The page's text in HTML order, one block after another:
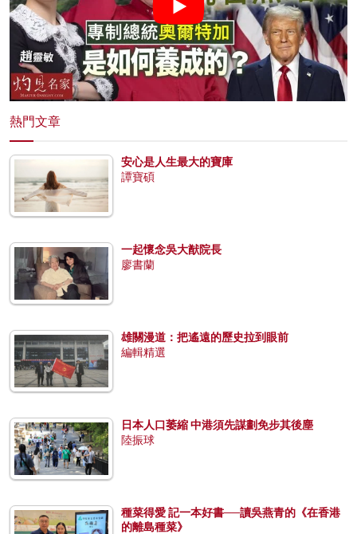
熱門文章
安心是人生最大的寶庫
譚寶碩
一起懷念吳大猷院長
廖書蘭
雄關漫道：把遙遠的歷史拉到眼前
編輯精選
日本人口萎縮 中港須先謀劃免步其後塵
陸振球
種菜得愛 記一本好書──讀吳燕青的《在香港
的離島種菜》